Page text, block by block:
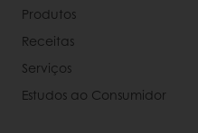
Produtos
Receitas
Serviços
Estudos ao Consumidor